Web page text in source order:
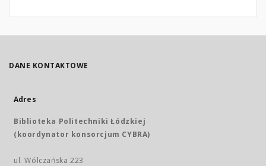
DANE KONTAKTOWE
Adres
Biblioteka Politechniki Łódzkiej
(koordynator konsorcjum CYBRA)
ul. Wólczańska 223